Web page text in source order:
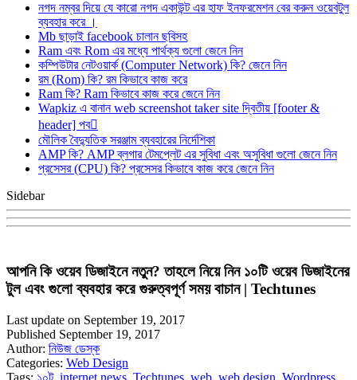
নগদ নম্বর দিয়ে যে কারো নগদ একাউন্ট এর হাফ ইনফরমেশন বের করুন ওয়েবটুল
ব্যবহার করে ।
Mb ছাড়াই facebook চালান ছবিসহ
Ram এবং Rom এর মধ্যে পার্থক্য গুলো জেনে নিন
কম্পিউটার নেটওয়ার্ক (Computer Network) কি? জেনে নিন
রম (Rom) কি? রম কিভাবে কাজ করে
Ram কি? Ram কিভাবে কাজ করে জেনে নিন
Wapkiz এ বানান web screenshot taker site দ্বিতীয় [footer &
header] পব
মৌলিক বৈদ্যুতিক সরঞ্জাম ব্যবহারের নির্দেশিকা
AMP কি? AMP ব্লগার টেমপ্লেট এর সুবিধা এবং অসুবিধা গুলো জেনে নিন
প্রসেসর (CPU) কি? প্রসেসর কিভাবে কাজ করে জেনে নিন
Sidebar
আপনি কি ওয়েব ডিজাইনে নতুন? তাহলে নিয়ে নিন ১০টি ওয়েব ডিজাইনের
টুল এবং গুলো ব্যবহার করে গুরুত্বপূর্ণ সময় বাচান | Techtunes
Last update on September 19, 2017
Published September 19, 2017
Author: নিউজ ডেস্ক
Categories: Web Design
Tags: ১০ট, internet news, Techtunes, web, web design, Wordpress,